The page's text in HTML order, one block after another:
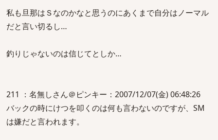
私も旦那はＳなのかなと思うのにあくまで自分はノーマル
だと言い切るし…
釣りじゃないのは信じてとしか…
211 ：名無しさん＠ピンキー：2007/12/07(金) 06:48:26
バックの時にけつを叩くのは何も言わないのですが、SM
は嫌だと言われます。